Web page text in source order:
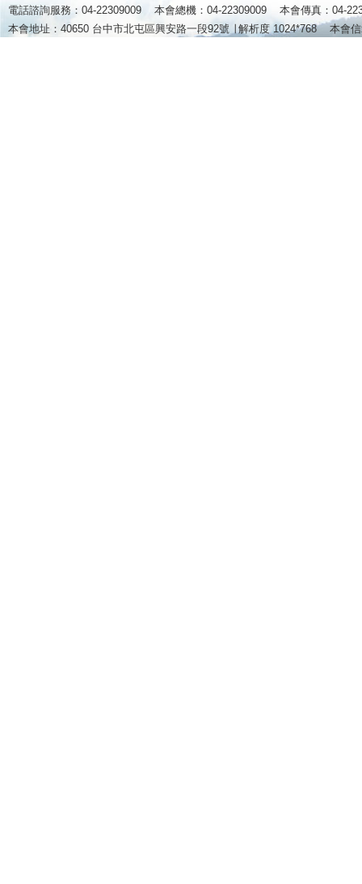
電話諮詢服務：04-22309009 本會總機：04-22309009 本會傳真：04-
本會地址：40650 台中市北屯區興安路一段92號 ∣解析度 1024*768本會信